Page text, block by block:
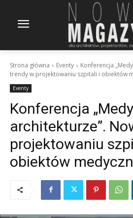
Strona główna Eventy
Konferencja
trendy w projektowaniu szpitali i obiektów
Eventy
Konferencja
architekturze”.
projektowaniu
obiektów